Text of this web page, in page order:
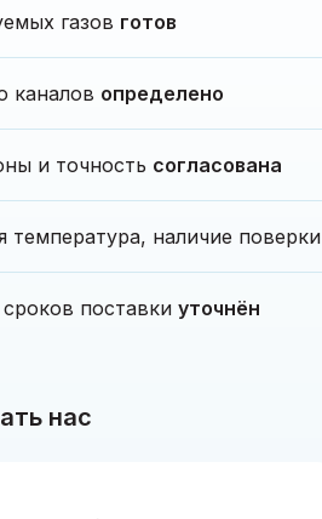
газов готов
каналов определено
и точность согласована
температура, наличие поверки
поставки уточнён
нас